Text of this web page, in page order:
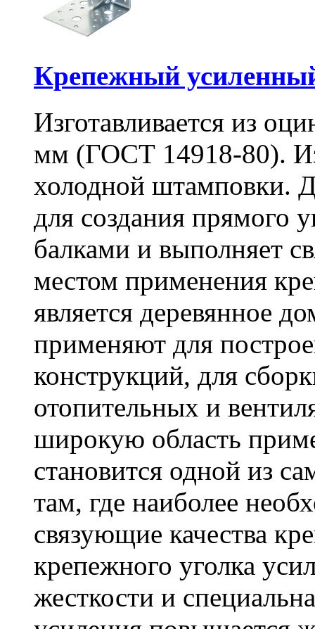
Крепежный
Изготавливается из
мм (ГОСТ 14918-80).
холодной штамповки.
для создания прямого
балками и выполняет
местом применения
является деревянное
применяют для
конструкций, для
отопительных и
широкую область
становится одной из
там, где наиболее
связующие качества
крепежного уголка
жесткости и